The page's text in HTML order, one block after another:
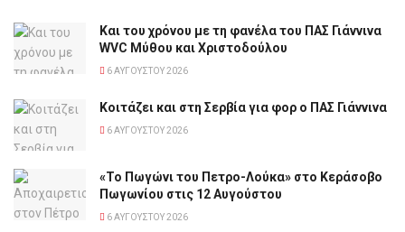
Και του χρόνου με τη φανέλα του ΠΑΣ Γιάννινα
WVC Μύθου και Χριστοδούλου
6 ΑΥΓΟΎΣΤΟΥ 2026
Κοιτάζει και στη Σερβία για φορ ο ΠΑΣ Γιάννινα
6 ΑΥΓΟΎΣΤΟΥ 2026
«Το Πωγώνι του Πετρο-Λούκα» στο Κεράσοβο
Πωγωνίου στις 12 Αυγούστου
6 ΑΥΓΟΎΣΤΟΥ 2026